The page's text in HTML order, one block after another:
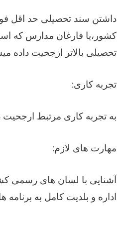
داشتن سند تحصیلی حد اقل
کشور،یا فارغان مدارس که
تحصیلی بالاتر ارجحیت داده
:تجربه کاری
به تجربه کاری مرتبط ارجحیت
:مهارت های لازم
آشنایی با لسان های رسمی
اداره و بلدیت کامل به برنامه